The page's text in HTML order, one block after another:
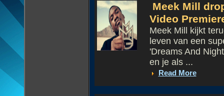
Meek Mill
Video
Meek Mill kijkt
leven van een
'Dreams And
en je als ...
Read More